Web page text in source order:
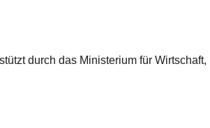
durch das Ministerium für